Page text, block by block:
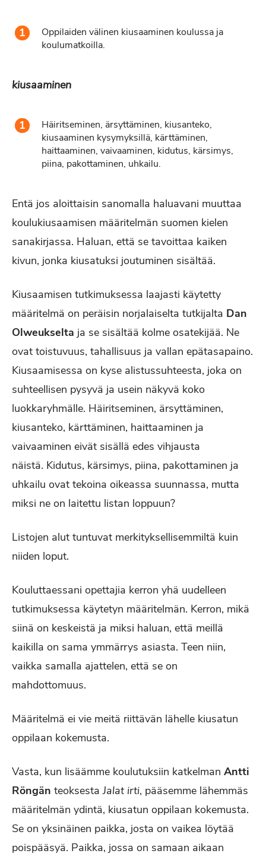
Oppilaiden välinen kiusaaminen koulussa ja
koulumatkoilla.
kiusaaminen
Häiritseminen, ärsyttäminen, kiusanteko,
kiusaaminen kysymyksillä, kärttäminen,
haittaaminen, vaivaaminen, kidutus, kärsimys,
piina, pakottaminen, uhkailu.
Entä jos aloittaisin sanomalla haluavani muuttaa
koulukiusaamisen määritelmän suomen kielen
sanakirjassa. Haluan, että se tavoittaa kaiken
kivun, jonka kiusatuksi joutuminen sisältää.
Kiusaamisen tutkimuksessa laajasti käytetty
määritelmä on peräisin norjalaiselta tutkijalta Dan
Olweukselta ja se sisältää kolme osatekijää. Ne
ovat toistuvuus, tahallisuus ja vallan epätasapaino.
Kiusaamisessa on kyse alistussuhteesta, joka on
suhteellisen pysyvä ja usein näkyvä koko
luokkaryhmälle. Häiritseminen, ärsyttäminen,
kiusanteko, kärttäminen, haittaaminen ja
vaivaaminen eivät sisällä edes vihjausta
näistä. Kidutus, kärsimys, piina, pakottaminen ja
uhkailu ovat tekoina oikeassa suunnassa, mutta
miksi ne on laitettu listan loppuun?
Listojen alut tuntuvat merkityksellisemmiltä kuin
niiden loput.
Kouluttaessani opettajia kerron yhä uudelleen
tutkimuksessa käytetyn määritelmän. Kerron, mikä
siinä on keskeistä ja miksi haluan, että meillä
kaikilla on sama ymmärrys asiasta. Teen niin,
vaikka samalla ajattelen, että se on
mahdottomuus.
Määritelmä ei vie meitä riittävän lähelle kiusatun
oppilaan kokemusta.
Vasta, kun lisäämme koulutuksiin katkelman Antti
Röngän teoksestaJalat irti, pääsemme lähemmäs
määritelmän ydintä, kiusatun oppilaan kokemusta.
Se on yksinäinen paikka, josta on vaikea löytää
poispääsyä. Paikka, jossa on samaan aikaan